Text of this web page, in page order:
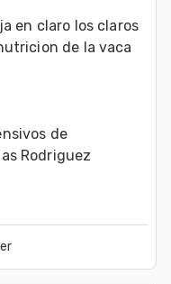
en claro los claros
de la vaca
de
Rodriguez